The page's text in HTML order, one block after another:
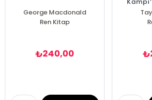
George Macdonald
Ren Kitap
₺240,00 ₺